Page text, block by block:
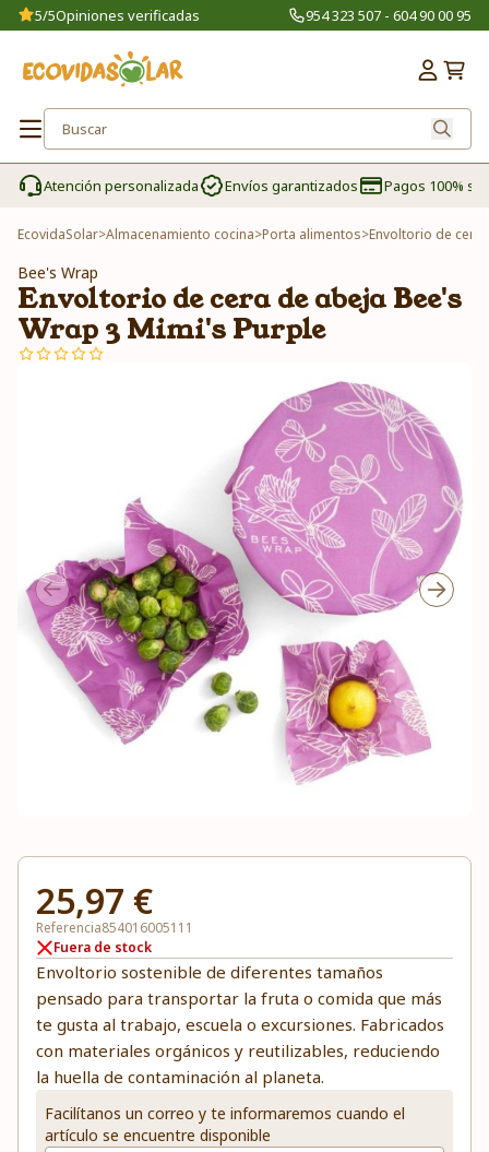
5/5Opiniones verificadas 954 323 507 - 604 90 00 95
Atención personalizada Envíos garantizados Pagos 100%
EcovidaSolar>Almacenamiento cocina>Porta alimentos>Envoltorio de cera
Bee's Wrap
Envoltorio de cera de abeja Bee's
Wrap 3 Mimi's Purple
25,97 €
Referencia854016005111
Fuera de stock
Envoltorio sostenible de diferentes tamaños
pensado para transportar la fruta o comida que más
te gusta al trabajo, escuela o excursiones. Fabricados
con materiales orgánicos y reutilizables, reduciendo
la huella de contaminación al planeta.
Facilítanos un correo y te informaremos cuando el
artículo se encuentre disponible